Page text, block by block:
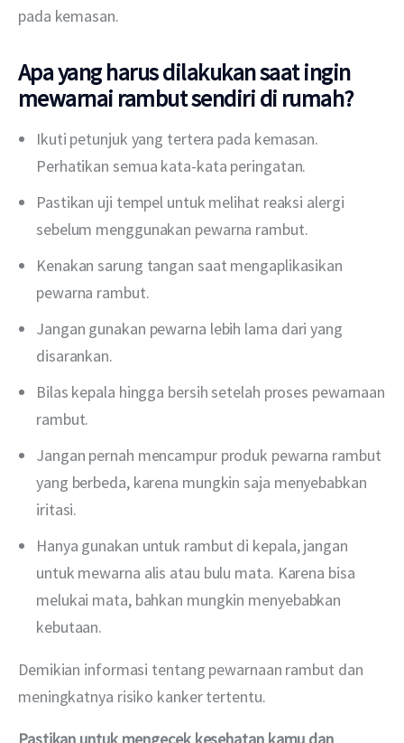
pada kemasan.
Apa yang harus dilakukan saat ingin
mewarnai rambut sendiri di rumah?
Ikuti petunjuk yang tertera pada kemasan.
Perhatikan semua kata-kata peringatan.
Pastikan uji tempel untuk melihat reaksi alergi
sebelum menggunakan pewarna rambut.
Kenakan sarung tangan saat mengaplikasikan
pewarna rambut.
Jangan gunakan pewarna lebih lama dari yang
disarankan.
Bilas kepala hingga bersih setelah proses pewarnaan
rambut.
Jangan pernah mencampur produk pewarna rambut
yang berbeda, karena mungkin saja menyebabkan
iritasi.
Hanya gunakan untuk rambut di kepala, jangan
untuk mewarna alis atau bulu mata. Karena bisa
melukai mata, bahkan mungkin menyebabkan
kebutaan.
Demikian informasi tentang pewarnaan rambut dan
meningkatnya risiko kanker tertentu.